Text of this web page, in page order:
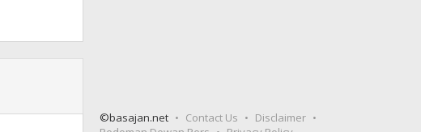
©basajan.net Contact Us
Disclaimer